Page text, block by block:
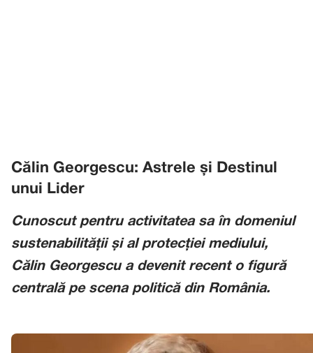
Călin Georgescu: Astrele și Destinul
unui Lider
Cunoscut pentru activitatea sa în domeniul
sustenabilității și al protecției mediului,
Călin Georgescu a devenit recent o figură
centrală pe scena politică din România.